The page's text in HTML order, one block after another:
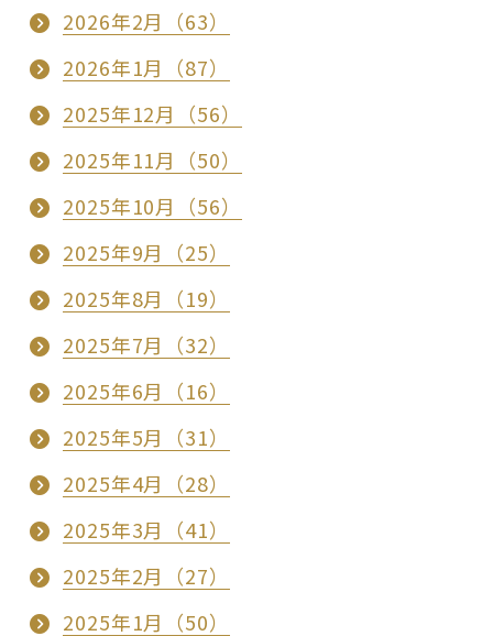
2026年2月（63）
2026年1月（87）
2025年12月（56）
2025年11月（50）
2025年10月（56）
2025年9月（25）
2025年8月（19）
2025年7月（32）
2025年6月（16）
2025年5月（31）
2025年4月（28）
2025年3月（41）
2025年2月（27）
2025年1月（50）